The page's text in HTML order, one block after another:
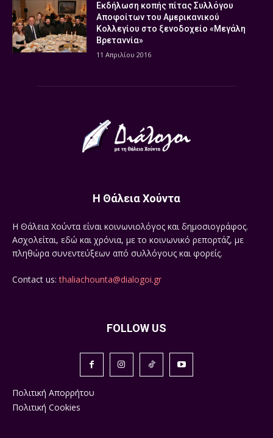
Εκδήλωση κοπής πίτας Συλλόγου
Αποφοίτων του Αμερικανικού
Κολλεγίου στο ξενοδοχείο «Μεγάλη
Βρεταννία»
11 Απριλίου 2016
Η Θάλεια Χούντα
Η Θάλεια Χούντα είναι κοινωνιολόγος και δημοσιογράφος.
Ασχολείται, εδώ και χρόνια, με το κοινωνικό ρεπορτάζ, με
πληθώρα συνεντεύξεων από συλλόγους και φορείς.
Contact us:thaliachounta@dialogoi.gr
FOLLOW US
Πολιτική Απορρήτου
Πολιτική Cookies